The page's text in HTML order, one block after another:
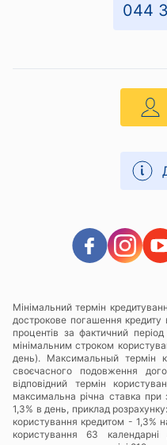
044
Мінімальний термін
дострокове погашення
процентів за фактичний
мінімальним строком
день). Максимальный термін
своєчасного подовження
відповідний термін
максимальна річна ставка при
1,3% в день, приклад
користування кредитом - 1,3%
користування 63